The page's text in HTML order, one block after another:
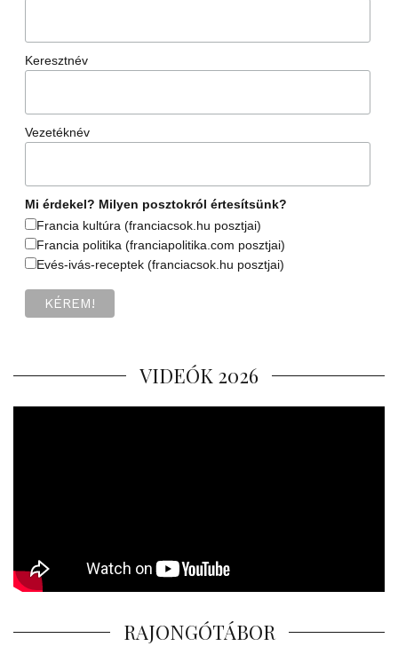
Keresztnév
Vezetéknév
Mi érdekel? Milyen posztokról értesítsünk?
Francia kultúra (franciacsok.hu posztjai)
Francia politika (franciapolitika.com posztjai)
Evés-ivás-receptek (franciacsok.hu posztjai)
VIDEÓK 2026
RAJONGÓTÁBOR